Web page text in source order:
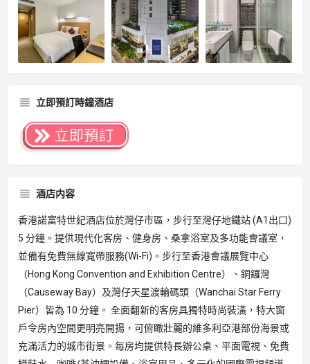
立即預訂時鐘酒店
酒店内容
香港諾富特世紀酒店位於灣仔市區，步行至灣仔地鐵站 (A1出口)
5 分鐘。提供現代化客房、健身房、桑拿浴室及多功能會議室，
並備有免費無線寬帶服務(Wi-Fi)。步行至香港會議展覽中心
（Hong Kong Convention and Exhibition Centre）、銅鑼灣
（Causeway Bay）及灣仔天星渡輪碼頭（Wanchai Star Ferry
Pier）皆為 10 分鐘。 全面翻新的客房具獨特時尚裝潢，特大窗
戶令房內空間更明亮開揚，可俯瞰壯麗的維多利亞港部份海景或
充滿活力的城市街景。每房均提供特長辦公桌、平面電視、免費